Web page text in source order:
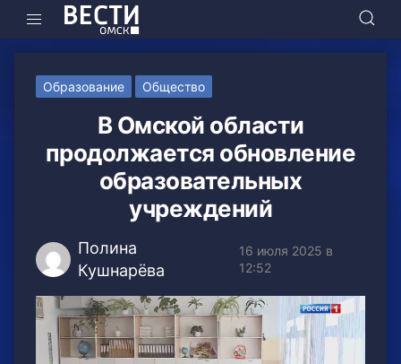
Образование Общество
В Омской области
продолжается обновление
образовательных
учреждений
Полина
Кушнарёва
16 июля 2025 в
12:52